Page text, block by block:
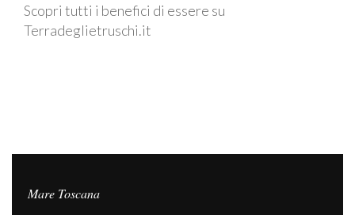
Scopri tutti i benefici di essere su
Terradeglietruschi.it
Mare Toscana